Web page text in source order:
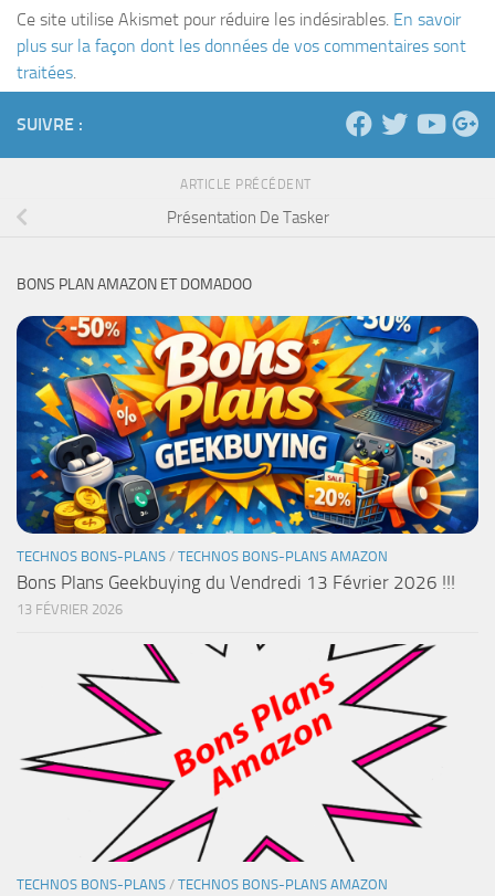
Ce site utilise Akismet pour réduire les indésirables. En savoir
plus sur la façon dont les données de vos commentaires sont
traitées.
SUIVRE :
ARTICLE PRÉCÉDENT
Présentation De Tasker
BONS PLAN AMAZON ET DOMADOO
TECHNOS BONS-PLANS / TECHNOS BONS-PLANS AMAZON
Bons Plans Geekbuying du Vendredi 13 Février 2026 !!!
13 FÉVRIER 2026
TECHNOS BONS-PLANS / TECHNOS BONS-PLANS AMAZON